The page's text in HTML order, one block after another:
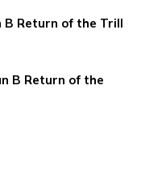
B Return of the Trill
B Return of the